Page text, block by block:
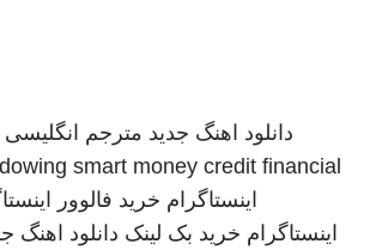
دانلود اهنگ جدید مترجم
smart money credit financial
اینستاگرام خرید فالوور
اینستاگرام خرید بک لینک دانلود اهنگ